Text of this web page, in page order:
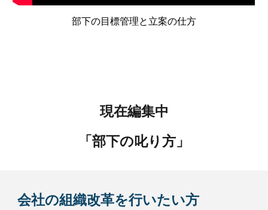
部下の目標管理と立案の仕方
現在編集中
「部下の叱り方」
会社の組織改革を行いたい方